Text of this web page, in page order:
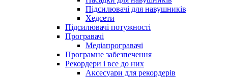
Підсилювачі для навушників
Хедсети
Підсилювачі потужності
Програвачі
Медіапрогравачі
Програмне забезпечення
Рекордери і все до них
Аксесуари для рекордерів